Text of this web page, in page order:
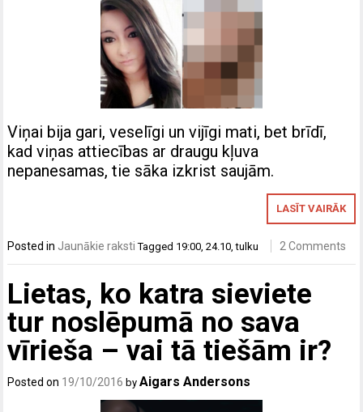
Viņai bija gari, veselīgi un vijīgi mati, bet brīdī,
kad viņas attiecības ar draugu kļuva
nepanesamas, tie sāka izkrist saujām.
LASĪT VAIRĀK
Posted in Jaunākie raksti Tagged 19:00 ,24.10 ,tulku 2 Comments
Lietas, ko katra sieviete
tur noslēpumā no sava
vīrieša – vai tā tiešām ir?
Posted on 19/10/2016 byAigars Andersons